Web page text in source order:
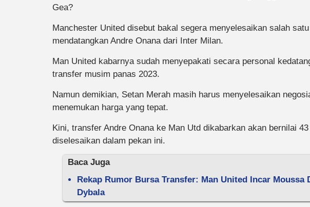
Gea?
Manchester United disebut bakal segera menyelesaikan salah
mendatangkan Andre Onana dari Inter Milan.
Man United kabarnya sudah menyepakati secara personal
transfer musim panas 2023.
Namun demikian, Setan Merah masih harus menyelesaikan
menemukan harga yang tepat.
Kini, transfer Andre Onana ke Man Utd dikabarkan akan bernilai
diselesaikan dalam pekan ini.
Baca Juga
Rekap Rumor Bursa Transfer: Man United Incar Moussa
Dybala